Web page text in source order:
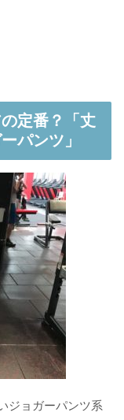
定番？「丈
パンツ」
ジョガーパンツ系